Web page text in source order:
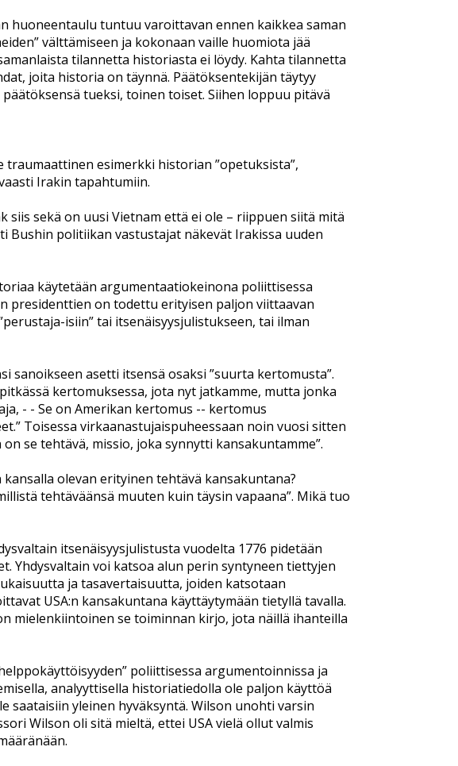
huoneentaulu tuntuu varoittavan ennen kaikkea saman
välttämiseen ja kokonaan vaille huomiota jää
tilannetta historiasta ei löydy. Kahta tilannetta
joita historia on täynnä. Päätöksentekijän täytyy
tueksi, toinen toiset. Siihen loppuu pitävä
traumaattinen esimerkki historian ”opetuksista”,
Irakin tapahtumiin.
sekä on uusi Vietnam että ei ole – riippuen siitä mitä
Bushin politiikan vastustajat näkevät Irakissa uuden
käytetään argumentaatiokeinona poliittisessa
presidenttien on todettu erityisen paljon viittaavan
isiin” tai itsenäisyysjulistukseen, tai ilman
sanoikseen asetti itsensä osaksi ”suurta kertomusta”.
kertomuksessa, jota nyt jatkamme, mutta jonka
- - Se on Amerikan kertomus -- kertomus
Toisessa virkaanastujaispuheessaan noin vuosi sitten
se tehtävä, missio, joka synnytti kansakuntamme”.
olevan erityinen tehtävä kansakuntana?
tehtäväänsä muuten kuin täysin vapaana”. Mikä tuo
itsenäisyysjulistusta vuodelta 1776 pidetään
Yhdysvaltain voi katsoa alun perin syntyneen tiettyjen
ja tasavertaisuutta, joiden katsotaan
USA:n kansakuntana käyttäytymään tietyllä tavalla.
mielenkiintoinen se toiminnan kirjo, jota näillä ihanteilla
poliittisessa argumentoinnissa ja
analyyttisella historiatiedolla ole paljon käyttöä
saataisiin yleinen hyväksyntä. Wilson unohti varsin
Wilson oli sitä mieltä, ettei USA vielä ollut valmis